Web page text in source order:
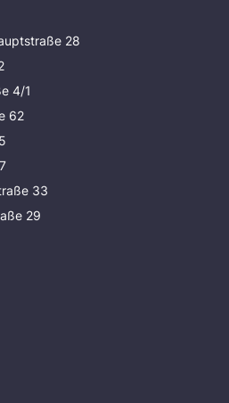
28
4/1
62
33
29